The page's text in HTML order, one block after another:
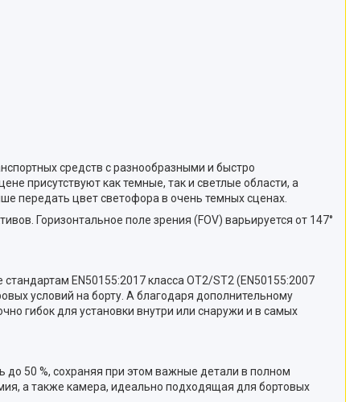
средств с разнообразными и быстро
присутствуют как темные, так и светлые области, а
передать цвет светофора в очень темных сценах.
Горизонтальное поле зрения (FOV) варьируется от 147°
EN50155:2017 класса OT2/ST2 (EN50155:2007
условий на борту. А благодаря дополнительному
гибок для установки внутри или снаружи и в самых
50 %, сохраняя при этом важные детали в полном
а также камера, идеально подходящая для бортовых